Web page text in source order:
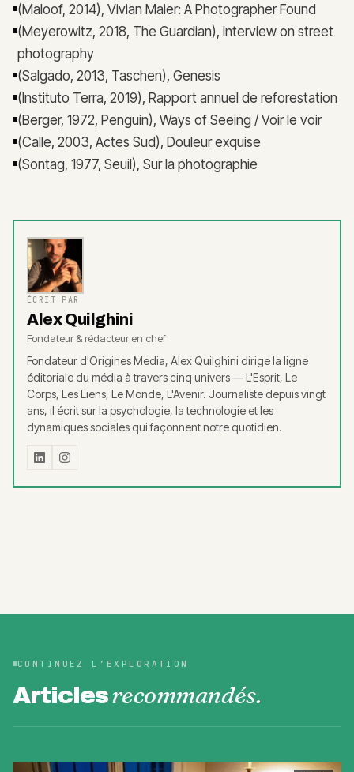
(Maloof, 2014), Vivian Maier: A Photographer Found
(Meyerowitz, 2018, The Guardian), Interview on street
photography
(Salgado, 2013, Taschen), Genesis
(Instituto Terra, 2019), Rapport annuel de reforestation
(Berger, 1972, Penguin), Ways of Seeing / Voir le voir
(Calle, 2003, Actes Sud), Douleur exquise
(Sontag, 1977, Seuil), Sur la photographie
ÉCRIT PAR
Alex Quilghini
Fondateur & rédacteur en chef
Fondateur d'Origines Media, Alex Quilghini dirige la ligne
éditoriale du média à travers cinq univers — L'Esprit, Le
Corps, Les Liens, Le Monde, L'Avenir. Journaliste depuis vingt
ans, il écrit sur la psychologie, la technologie et les
dynamiques sociales qui façonnent notre quotidien.
CONTINUEZ L’EXPLORATION
Articlesrecommandés.